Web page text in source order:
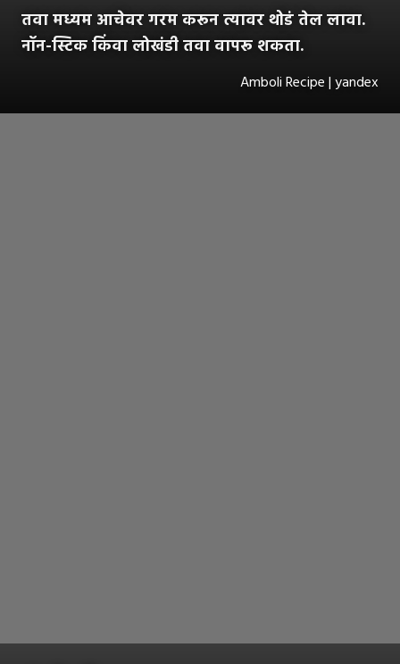
तवा मध्यम आचेवर गरम करून त्यावर थोडं तेल लावा.
नॉन-स्टिक किंवा लोखंडी तवा वापरू शकता.
Amboli Recipe | yandex